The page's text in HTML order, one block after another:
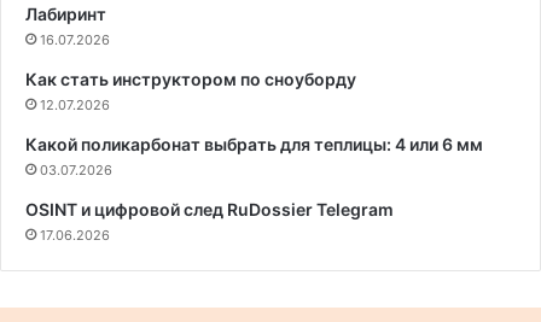
Лабиринт
16.07.2026
Как стать инструктором по сноуборду
12.07.2026
Какой поликарбонат выбрать для теплицы: 4 или 6 мм
03.07.2026
OSINT и цифровой след RuDossier Telegram
17.06.2026